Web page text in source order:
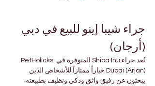
جراء شيبا إينو للبيع في دبي
(أرجان)
تُعد جراء Shiba Inu المتوفرة في PetHolicks
Dubai (Arjan) خياراً ممتازاً للأشخاص الذين
يبحثون عن رفيق واثق وذكي ونظيف بطبيعته.